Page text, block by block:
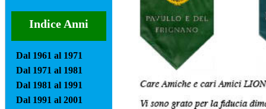
Indice Anni
Dal 1961 al 1971
Dal 1971 al 1981
Dal 1981 al 1991
Dal 1991 al 2001